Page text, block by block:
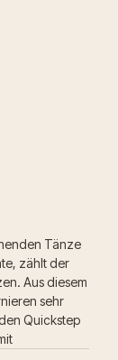
Tänze
zählt der
Aus diesem
sehr
Quickstep